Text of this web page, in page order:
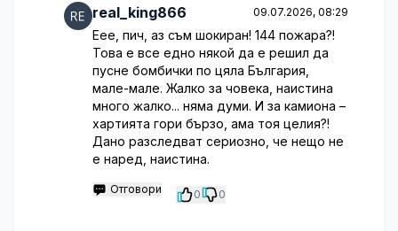
real_king866 09.07.2026, 08:29
Еее, пич, аз съм шокиран! 144 пожара?!
Това е все едно някой да е решил да
пусне бомбички по цяла България,
мале-мале. Жалко за човека, наистина
много жалко... няма думи. И за камиона –
хартията гори бързо, ама тоя целия?!
Дано разследват сериозно, че нещо не
е наред, наистина.
Отговори 0 0